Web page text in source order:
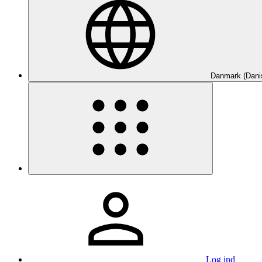
Danmark
Log ind